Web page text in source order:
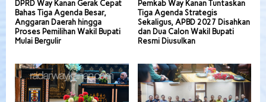
DPRD Way Kanan Gerak Cepat
Bahas Tiga Agenda Besar,
Anggaran Daerah hingga
Proses Pemilihan Wakil Bupati
Mulai Bergulir
Pemkab Way Kanan Tuntaskan
Tiga Agenda Strategis
Sekaligus, APBD 2027 Disahkan
dan Dua Calon Wakil Bupati
Resmi Diusulkan